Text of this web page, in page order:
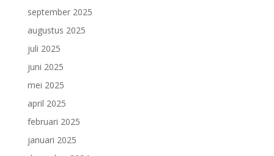
september 2025
augustus 2025
juli 2025
juni 2025
mei 2025
april 2025
februari 2025
januari 2025